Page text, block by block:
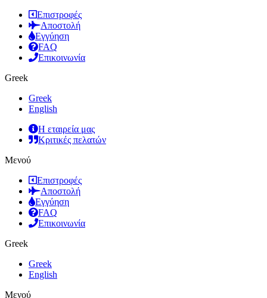
Επιστροφές
Αποστολή
Εγγύηση
FAQ
Επικοινωνία
Greek
Greek
English
Η εταιρεία μας
Κριτικές πελατών
Μενού
Επιστροφές
Αποστολή
Εγγύηση
FAQ
Επικοινωνία
Greek
Greek
English
Μενού